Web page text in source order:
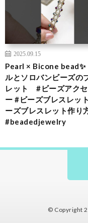
2025.09.15
Pearl × Bicone
ルとソロバンビーズの
レット #ビーズアクセ
ー #ビーズブレスレッ
ーズブレスレット作り
#beadedjewelry
© Copyright